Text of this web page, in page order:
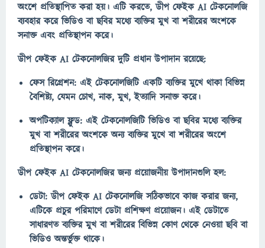
অংশে প্রতিস্থাপিত করা হয়। এটি করতে, ডীপ ফেইক AI টেকনোলজি
ব্যবহার করে ভিডিও বা ছবির মধ্যে ব্যক্তির মুখ বা শরীরের অংশকে
সনাক্ত এবং প্রতিস্থাপন করে।
ডীপ ফেইক AI টেকনোলজির দুটি প্রধান উপাদান রয়েছে:
ফেস রিগ্রেশন: এই টেকনোলজিটি একটি ব্যক্তির মুখে থাকা বিভিন্ন
বৈশিষ্ট্য, যেমন চোখ, নাক, মুখ, ইত্যাদি সনাক্ত করে।
অপটিক্যাল ফ্লুড: এই টেকনোলজিটি ভিডিও বা ছবির মধ্যে ব্যক্তির
মুখ বা শরীরের অংশকে অন্য ব্যক্তির মুখে বা শরীরের অংশে
প্রতিস্থাপন করে।
ডীপ ফেইক AI টেকনোলজির জন্য প্রয়োজনীয় উপাদানগুলি হল:
ডেটা: ডীপ ফেইক AI টেকনোলজি সঠিকভাবে কাজ করার জন্য,
এটিকে প্রচুর পরিমাণে ডেটা প্রশিক্ষণ প্রয়োজন। এই ডেটাতে
সাধারণত ব্যক্তির মুখ বা শরীরের বিভিন্ন কোণ থেকে নেওয়া ছবি বা
ভিডিও অন্তর্ভুক্ত থাকে।